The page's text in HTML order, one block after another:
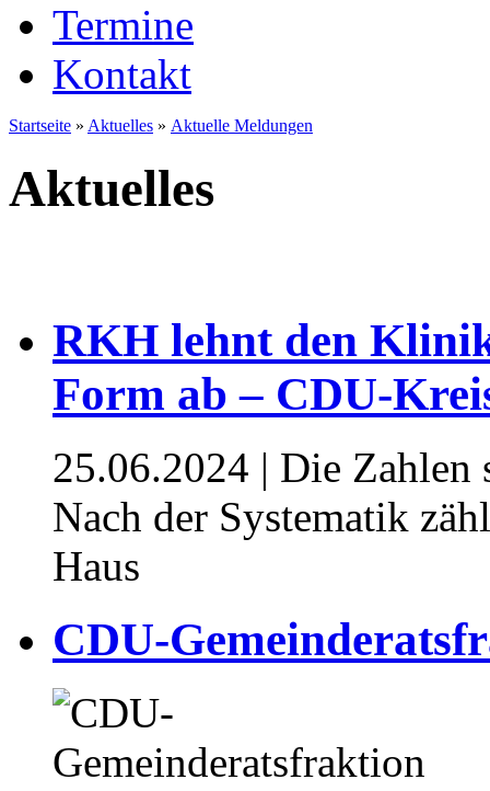
Termine
Kontakt
Startseite » Aktuelles » Aktuelle Meldungen
Aktuelles
RKH lehnt den
Form ab – CDU-
25.06.2024 | Die Zahlen
Nach der Systematik
Haus
CDU-